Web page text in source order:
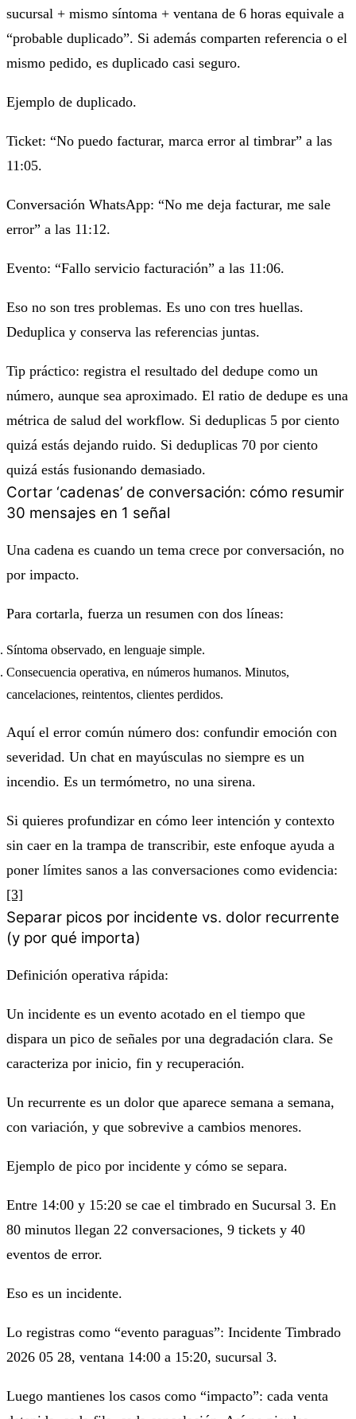
sucursal + mismo síntoma + ventana de 6 horas equivale a
“probable duplicado”. Si además comparten referencia o el
mismo pedido, es duplicado casi seguro.
Ejemplo de duplicado.
Ticket: “No puedo facturar, marca error al timbrar” a las
11:05.
Conversación WhatsApp: “No me deja facturar, me sale
error” a las 11:12.
Evento: “Fallo servicio facturación” a las 11:06.
Eso no son tres problemas. Es uno con tres huellas.
Deduplica y conserva las referencias juntas.
Tip práctico: registra el resultado del dedupe como un
número, aunque sea aproximado. El ratio de dedupe es una
métrica de salud del workflow. Si deduplicas 5 por ciento
quizá estás dejando ruido. Si deduplicas 70 por ciento
quizá estás fusionando demasiado.
Cortar ‘cadenas’ de conversación: cómo resumir
30 mensajes en 1 señal
Una cadena es cuando un tema crece por conversación, no
por impacto.
Para cortarla, fuerza un resumen con dos líneas:
Síntoma observado, en lenguaje simple.
Consecuencia operativa, en números humanos. Minutos,
cancelaciones, reintentos, clientes perdidos.
Aquí el error común número dos: confundir emoción con
severidad. Un chat en mayúsculas no siempre es un
incendio. Es un termómetro, no una sirena.
Si quieres profundizar en cómo leer intención y contexto
sin caer en la trampa de transcribir, este enfoque ayuda a
poner límites sanos a las conversaciones como evidencia:
[3]
Separar picos por incidente vs. dolor recurrente
(y por qué importa)
Definición operativa rápida:
Un incidente es un evento acotado en el tiempo que
dispara un pico de señales por una degradación clara. Se
caracteriza por inicio, fin y recuperación.
Un recurrente es un dolor que aparece semana a semana,
con variación, y que sobrevive a cambios menores.
Ejemplo de pico por incidente y cómo se separa.
Entre 14:00 y 15:20 se cae el timbrado en Sucursal 3. En
80 minutos llegan 22 conversaciones, 9 tickets y 40
eventos de error.
Eso es un incidente.
Lo registras como “evento paraguas”: Incidente Timbrado
2026 05 28, ventana 14:00 a 15:20, sucursal 3.
Luego mantienes los casos como “impacto”: cada venta